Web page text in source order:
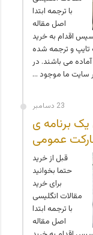
با ترجمه ابتدا
اصل مقاله
اقدام به خرید
تایپ و ترجمه شده
می باشند. در
سایت ما موجود …
23 دسامبر
یک برنامه ی
عمومی
قبل از خرید
حتما بخوانید
برای خرید
مقالات انگلیسی
با ترجمه ابتدا
اصل مقاله